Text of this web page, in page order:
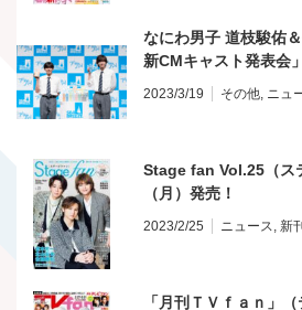
なにわ男子 道枝駿佑
新CMキャスト発表会」
2023/3/19 その他, ニュ
Stage fan Vol.25（ス
（月）発売！
2023/2/25 ニュース, 新
「月刊ＴＶｆａｎ」